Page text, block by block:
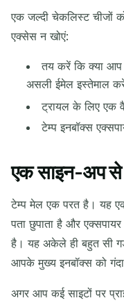
एक जल्दी चेकलिस्ट चीजों
एक्सेस न खोएं:
तय करें कि क्या आप
असली ईमेल इस्तेमाल
ट्रायल के लिए एक
टेम्प इनबॉक्स
एक साइन-अप से
टेम्प मेल एक परत है। यह
पता छुपाता है और
है। यह अकेले ही बहुत सी
आपके मुख्य इनबॉक्स को
अगर आप कई साइटों पर